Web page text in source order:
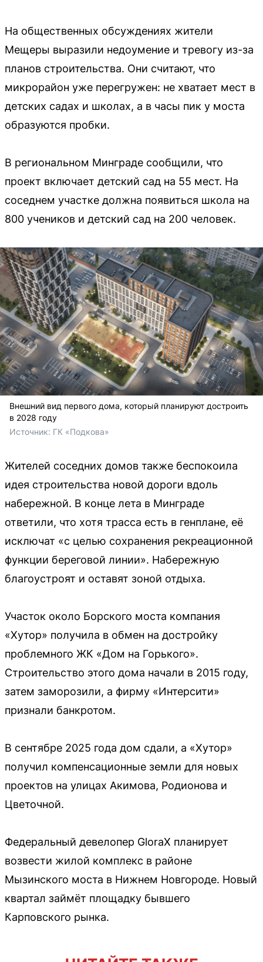
На общественных обсуждениях жители
Мещеры выразили недоумение и тревогу из-за
планов строительства. Они считают, что
микрорайон уже перегружен: не хватает мест в
детских садах и школах, а в часы пик у моста
образуются пробки.
В региональном Минграде сообщили, что
проект включает детский сад на 55 мест. На
соседнем участке должна появиться школа на
800 учеников и детский сад на 200 человек.
Внешний вид первого дома, который планируют достроить
в 2028 году
Источник: ГК «Подкова»
Жителей соседних домов также беспокоила
идея строительства новой дороги вдоль
набережной. В конце лета в Минграде
ответили, что хотя трасса есть в генплане, её
исключат «с целью сохранения рекреационной
функции береговой линии». Набережную
благоустроят и оставят зоной отдыха.
Участок около Борского моста компания
«Хутор» получила в обмен на достройку
проблемного ЖК «Дом на Горького».
Строительство этого дома начали в 2015 году,
затем заморозили, а фирму «Интерсити»
признали банкротом.
В сентябре 2025 года дом сдали, а «Хутор»
получил компенсационные земли для новых
проектов на улицах Акимова, Родионова и
Цветочной.
Федеральный девелопер GloraX планирует
возвести жилой комплекс в районе
Мызинского моста в Нижнем Новгороде. Новый
квартал займёт площадку бывшего
Карповского рынка.